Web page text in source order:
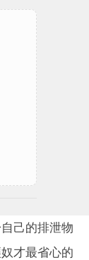
己的排泄物
才最省心的